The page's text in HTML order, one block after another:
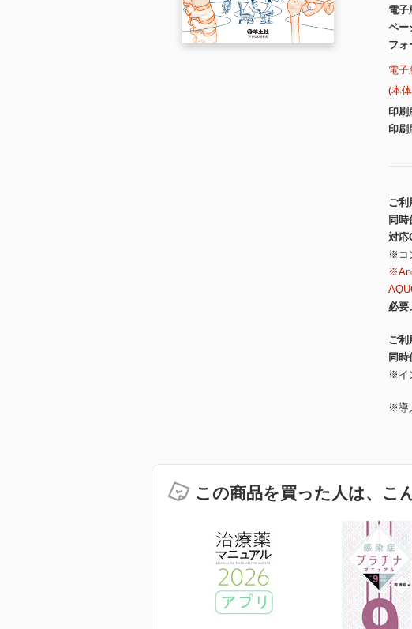
電子
ペー
フォ
電子
(本
印刷
印刷
ご利
同
対応
※コ
必要
ご利
同
※イ
※導
この商品を買った人は、こ